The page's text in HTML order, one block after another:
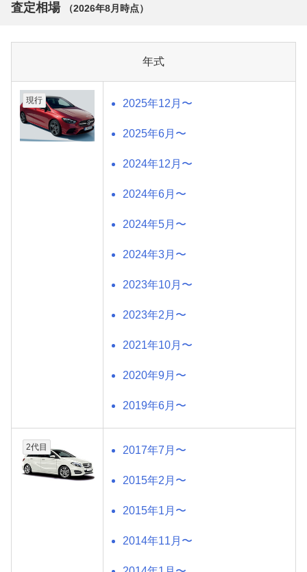
査定相場
（2026年8月 時点）
年式
現行 2025年12月〜
2025年6月〜
2024年12月〜
2024年6月〜
2024年5月〜
2024年3月〜
2023年10月〜
2023年2月〜
2021年10月〜
2020年9月〜
2019年6月〜
2代目 2017年7月〜
2015年2月〜
2015年1月〜
2014年11月〜